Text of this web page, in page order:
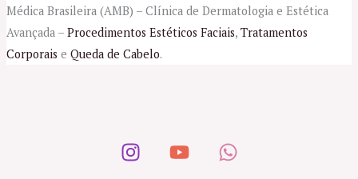
Médica Brasileira (AMB) – Clínica de Dermatologia e Estética
Avançada – Procedimentos Estéticos Faciais, Tratamentos
Corporais e Queda de Cabelo.